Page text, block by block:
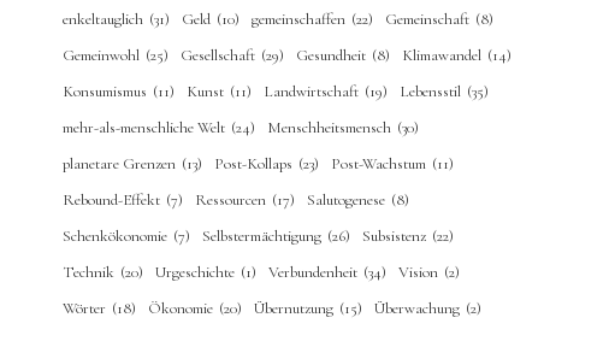
enkeltauglich (31) Geld (10) gemeinschaffen (22) Gemeinschaft (8)
Gemeinwohl (25) Gesellschaft (29) Gesundheit (8) Klimawandel (14)
Konsumismus (11) Kunst (11) Landwirtschaft (19) Lebensstil (35)
mehr-als-menschliche Welt (24) Menschheitsmensch (30)
planetare Grenzen (13) Post-Kollaps (23) Post-Wachstum (11)
Rebound-Effekt (7) Ressourcen (17) Salutogenese (8)
Schenkökonomie (7) Selbstermächtigung (26) Subsistenz (22)
Technik (20) Urgeschichte (1) Verbundenheit (34) Vision (2)
Wörter (18) Ökonomie (20) Übernutzung (15) Überwachung (2)